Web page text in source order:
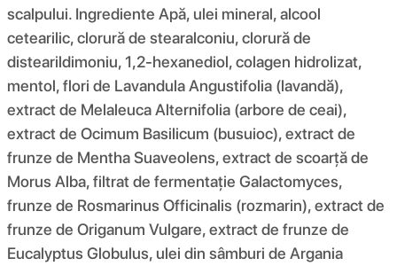
scalpului. Ingrediente Apă, ulei mineral, alcool
cetearilic, clorură de stearalconiu, clorură de
distearildimoniu, 1,2-hexanediol, colagen hidrolizat,
mentol, flori de Lavandula Angustifolia (lavandă),
extract de Melaleuca Alternifolia (arbore de ceai),
extract de Ocimum Basilicum (busuioc), extract de
frunze de Mentha Suaveolens, extract de scoarță de
Morus Alba, filtrat de fermentație Galactomyces,
frunze de Rosmarinus Officinalis (rozmarin), extract de
frunze de Origanum Vulgare, extract de frunze de
Eucalyptus Globulus, ulei din sâmburi de Argania